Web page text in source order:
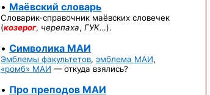
• Маёвский словарь
Словарик-справочник маёвских словечек
(козерог, черепаха, ГУК…).
• Символика МАИ
Эмблемы факультетов, эмблема МАИ,
«ромб» МАИ — откуда взялись?
• Про преподов МАИ